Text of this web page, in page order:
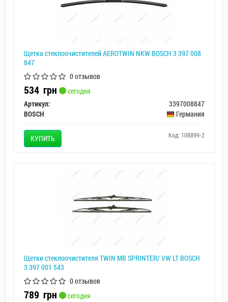
Щетка стеклоочистителей AEROTWIN NKW BOSCH 3 397 008
847
0 отзывов
534 грн
сегодня
Артикул:
3397008847
BOSCH
Германия
КУПИТЬ Код: 108899-2
Щетки стеклоочистителя TWIN MB SPRINTER/ VW LT BOSCH
3 397 001 543
0 отзывов
789 грн
сегодня